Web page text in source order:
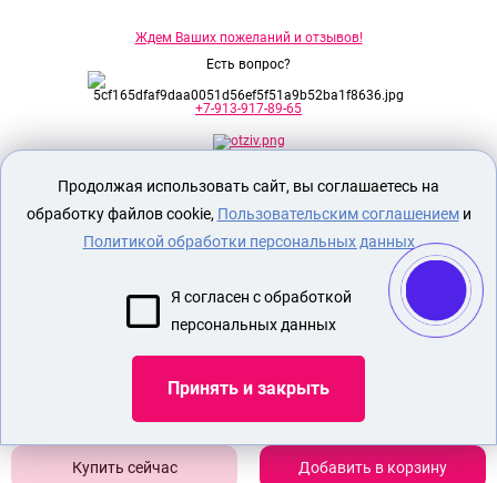
Добавить в корзину
Ждем Ваших пожеланий и отзывов!
Есть вопрос?
+7-913-917-89-65
Секс шоп Доктор Любви предназначен
исключительно для лиц старше 18 лет!
Вся продукция имеет знак EAC
ЭРОТИЧЕСКОЕ БЕЛЬЕ
Показать еще
Продолжая использовать сайт, вы соглашаетесь на
обработку файлов cookie, Пользовательским соглашениеми
Политикой обработки персональных данных
Я согласен с обработкой
персональных данных
Принять и закрыть